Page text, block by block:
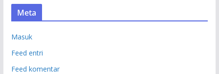
Meta
Masuk
Feed entri
Feed komentar